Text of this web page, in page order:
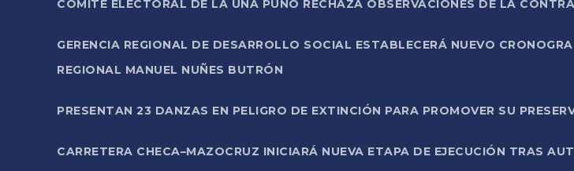
COMITÉ ELECTORAL DE LA UNA PUNO RECHAZA OBSERVACIONES DE LA
GERENCIA REGIONAL DE DESARROLLO SOCIAL ESTABLECERÁ NUEVO
REGIONAL MANUEL NUÑES BUTRÓN
PRESENTAN 23 DANZAS EN PELIGRO DE EXTINCIÓN PARA PROMOVER SU
CARRETERA CHECA–MAZOCRUZ INICIARÁ NUEVA ETAPA DE EJECUCIÓN TRAS